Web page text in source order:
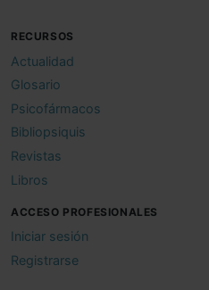
RECURSOS
Actualidad
Glosario
Psicofármacos
Bibliopsiquis
Revistas
Libros
ACCESO PROFESIONALES
Iniciar sesión
Registrarse